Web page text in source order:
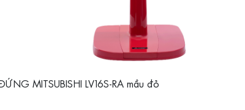
MITSUBISHI LV16S-RA mầu đỏ